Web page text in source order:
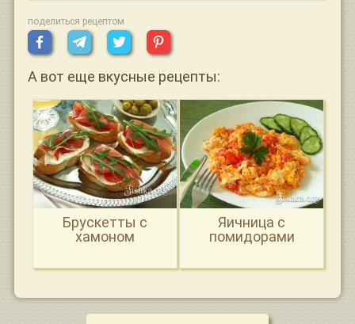
поделиться рецептом
А вот еще вкусные рецепты:
Брускетты с
хамоном
Яичница с
помидорами